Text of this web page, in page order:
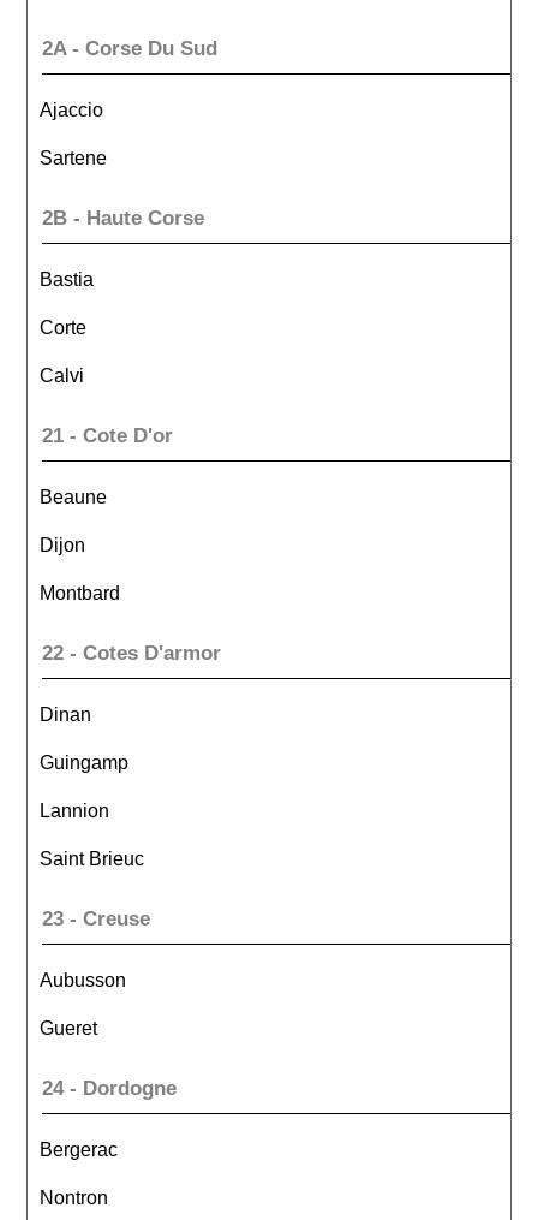
2A - Corse Du Sud
Ajaccio
Sartene
2B - Haute Corse
Bastia
Corte
Calvi
21 - Cote D'or
Beaune
Dijon
Montbard
22 - Cotes D'armor
Dinan
Guingamp
Lannion
Saint Brieuc
23 - Creuse
Aubusson
Gueret
24 - Dordogne
Bergerac
Nontron